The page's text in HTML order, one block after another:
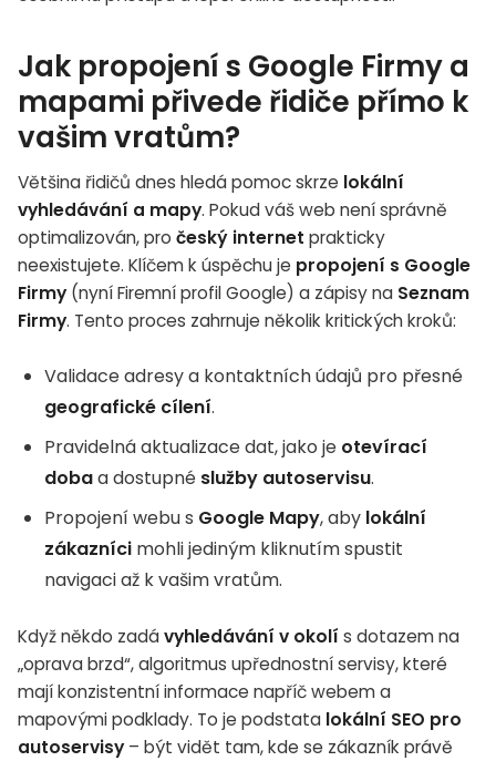
Jak propojení s Google Firmy a
mapami přivede řidiče přímo k
vašim vratům?
Většina řidičů dnes hledá pomoc skrze lokální
vyhledávání a mapy. Pokud váš web není správně
optimalizován, pro český internet prakticky
neexistujete. Klíčem k úspěchu je propojení s Google
Firmy(nyní Firemní profil Google) a zápisy na Seznam
Firmy. Tento proces zahrnuje několik kritických kroků:
Validace adresy a kontaktních údajů pro přesné
geografické cílení.
Pravidelná aktualizace dat, jako je otevírací
dobaa dostupné služby autoservisu.
Propojení webu s Google Mapy, aby lokální
zákazníci mohli jediným kliknutím spustit
navigaci až k vašim vratům.
Když někdo zadávyhledávání v okolí s dotazem na
„oprava brzd“, algoritmus upřednostní servisy, které
mají konzistentní informace napříč webem a
mapovými podklady. To je podstata lokální SEO pro
autoservisy– být vidět tam, kde se zákazník právě